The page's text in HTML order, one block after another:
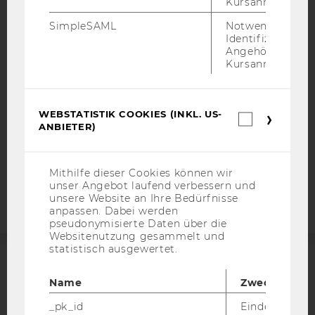
BARRIEREFREIHEITSERKLÄRUNG WEBSEITE
DATENSCHUTZERKLÄRUNG
DATENSCHUTZERKLÄRUNG SOCIAL MEDIA
COOKIE EINSTELLUNGEN
Webseite
EQUIS
SimpleSAML
Notwendig zur
Identifizierung
Angehörige/r für
Kursanmeldung.
WEBSTATISTIK COOKIES (INKL. US-
ANBIETER)
Mithilfe dieser Cookies können wir
unser Angebot laufend verbessern und
unsere Website an Ihre Bedürfnisse
anpassen. Dabei werden
pseudonymisierte Daten über die
Websitenutzung gesammelt und
statistisch ausgewertet.
Name
Zweck
_pk_id
Eindeutige